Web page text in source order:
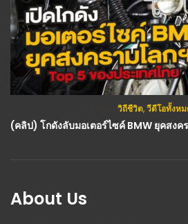
วิถีชีวิต,วีดีโอทั้งห
About Us